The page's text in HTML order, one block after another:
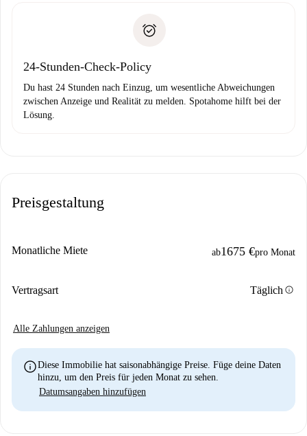
24-Stunden-Check-Policy
Du hast 24 Stunden nach Einzug, um wesentliche Abweichungen
zwischen Anzeige und Realität zu melden. Spotahome hilft bei der
Lösung.
Preisgestaltung
Monatliche Miete ab1675 €pro Monat
Vertragsart Täglichinfo
Alle Zahlungen anzeigen
infoDiese Immobilie hat saisonabhängige Preise. Füge deine Daten
hinzu, um den Preis für jeden Monat zu sehen.
Datumsangaben hinzufügen